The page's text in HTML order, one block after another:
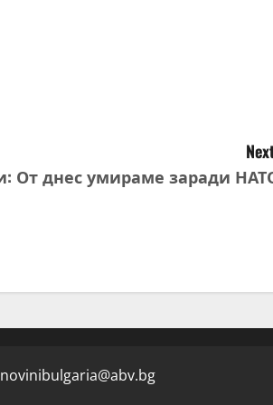
От днес умираме заради
novinibulgaria@abv.bg